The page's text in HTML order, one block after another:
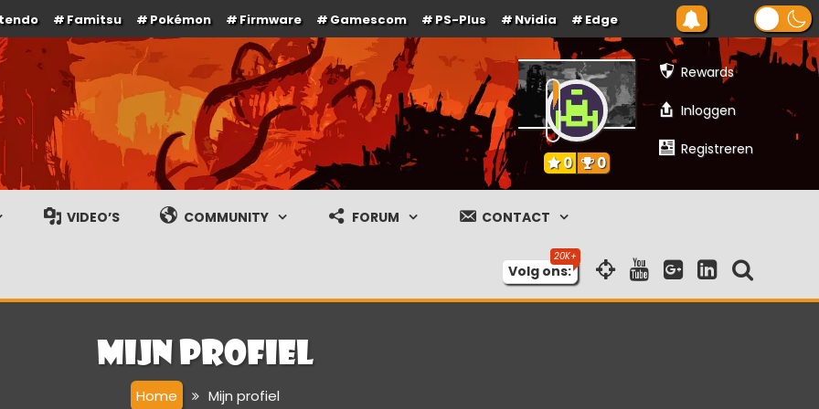
Famitsu Pokémon Firmware Gamescom PS-Plus Nvidia Edge
gameplay streams
Rewards
Inloggen
Registreren
0 0
VIDEO’S COMMUNITY FORUM CONTACT
Volg ons:
Mijn profiel
Home Mijn profiel